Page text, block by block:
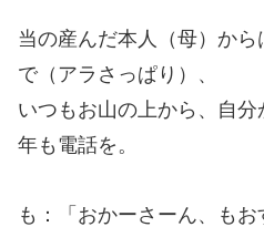
当の産んだ本人（母）か
で（アラさっぱり）、
いつもお山の上から、自
年も電話を。
も：「おかーさーん、も